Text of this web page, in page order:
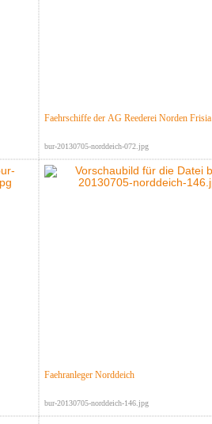
Faehrschiffe der AG Reederei Norden Frisia
bur-20130705-norddeich-072.jpg
Faehranleger Norddeich
bur-20130705-norddeich-146.jpg